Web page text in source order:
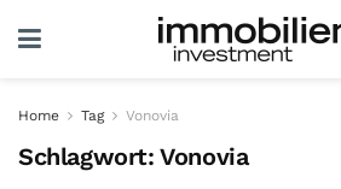
Home Tag Vonovia
Schlagwort:Vonovia